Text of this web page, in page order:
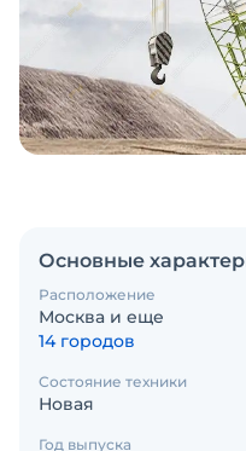
Основные
Расположение
Москва и еще
14 городов
Состояние техники
Новая
Год выпуска